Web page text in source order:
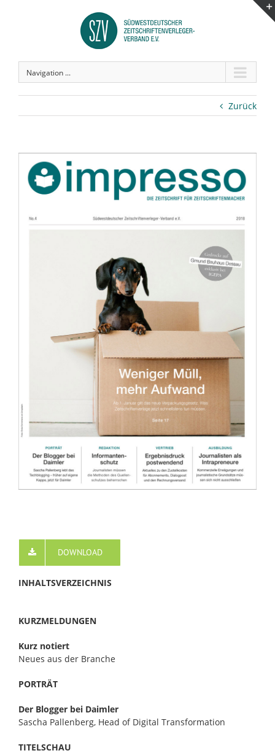
Navigation ...
Zurück
Larger
Image
DOWNLOAD
INHALTSVERZEICHNIS
KURZMELDUNGEN
Kurz notiert
Neues aus der Branche
PORTRÄT
Der Blogger bei Daimler
Sascha Pallenberg, Head of Digital Transformation
TITELSCHAU